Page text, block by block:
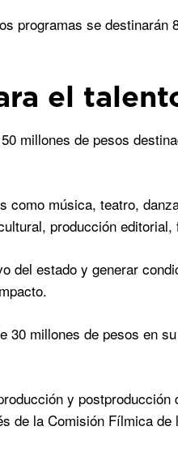
programas se
el
millones de pesos
como música, teatro,
producción
del estado y generar
millones de pesos en
y
de la Comisión Fílmica